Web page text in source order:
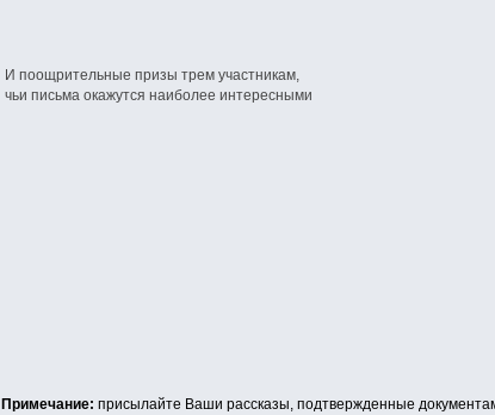
И поощрительные призы трем участникам,
чьи письма окажутся наиболее интересными
Примечание: присылайте Ваши рассказы, подтвержденные